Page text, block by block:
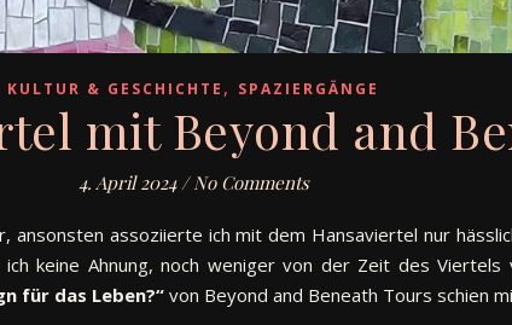
KULTUR & GESCHICHTE , SPAZIERGÄNGE
mit Beyond and
4. April 2024 / No Comments
ansonsten assoziierte ich mit dem Hansaviertel nur
keine Ahnung, noch weniger von der Zeit des
für das Leben?“von Beyond and Beneath Tours schien